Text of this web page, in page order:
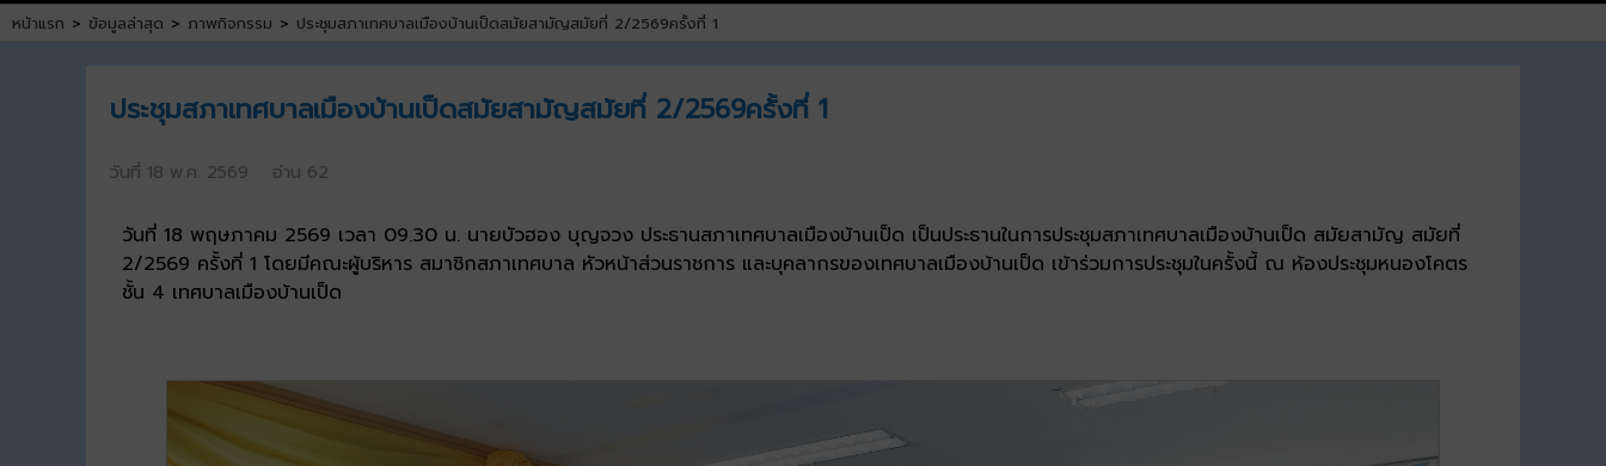
หน้าแรก > ข้อมูลล่าสุด > ภาพกิจกรรม > ประชุมสภาเทศบาลเมืองบ้านเป็ดสมัยสามัญสมัยที่ 2/2569ครั้งที่ 1
ประชุมสภาเทศบาลเมืองบ้านเป็ดสมัยสามัญสมัยที่ 2/2569ครั้งที่ 1
วันที่ 18 พ.ค. 2569 อ่าน 62
วันที่ 18 พฤษภาคม 2569 เวลา 09.30 น. นายบัวฮอง บุญจวง ประธานสภาเทศบาลเมืองบ้านเป็ด เป็นประธานในการประชุมสภาเทศบาลเมืองบ้านเป็ด สมัยสามัญ สมัยที่
2/2569 ครั้งที่ 1 โดยมีคณะผู้บริหาร สมาชิกสภาเทศบาล หัวหน้าส่วนราชการ และบุคลากรของเทศบาลเมืองบ้านเป็ด เข้าร่วมการประชุมในครั้งนี้ ณ ห้องประชุมหนองโคตร
ชั้น 4 เทศบาลเมืองบ้านเป็ด